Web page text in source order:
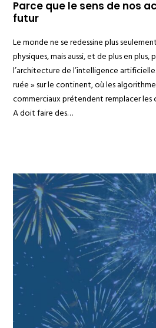
Parce que le sens de nos
futur
Le monde ne se redessine plus
physiques, mais aussi, et de plus en
l’architecture de l’intelligence
ruée » sur le continent, où les
commerciaux prétendent remplacer les
A doit faire des…